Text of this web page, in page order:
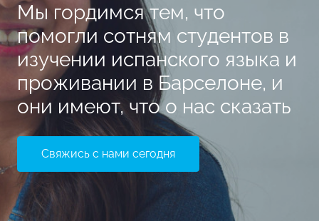
Мы гордимся тем, что
помогли сотням студентов в
изучении испанского языка и
проживании в Барселоне, и
они имеют, что о нас сказать
Свяжись с нами сегодня